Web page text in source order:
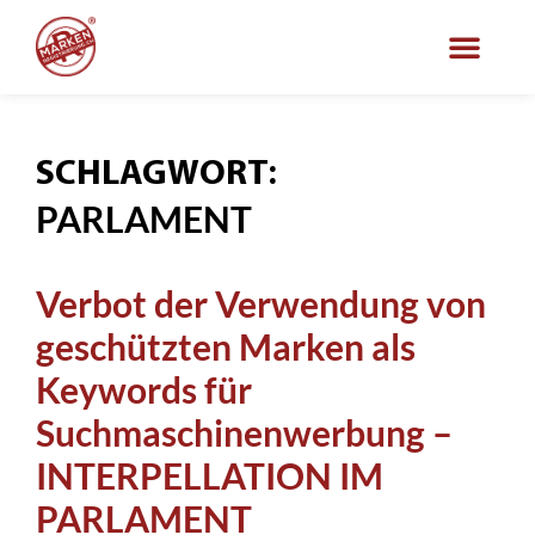
SCHLAGWORT:
PARLAMENT
Verbot der Verwendung von
geschützten Marken als
Keywords für
Suchmaschinenwerbung –
INTERPELLATION IM
PARLAMENT